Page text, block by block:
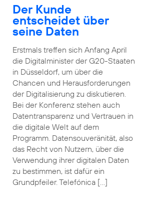
Der Kunde
entscheidet über
seine Daten
Erstmals treffen sich Anfang April
die Digitalminister der G20-Staaten
in Düsseldorf, um über die
Chancen und Herausforderungen
der Digitalisierung zu diskutieren.
Bei der Konferenz stehen auch
Datentransparenz und Vertrauen in
die digitale Welt auf dem
Programm. Datensouveränität, also
das Recht von Nutzern, über die
Verwendung ihrer digitalen Daten
zu bestimmen, ist dafür ein
Grundpfeiler. Telefónica […]